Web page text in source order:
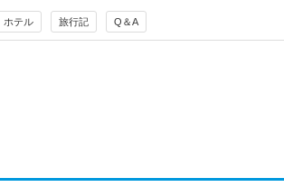
ホテル 旅行記 Q＆A